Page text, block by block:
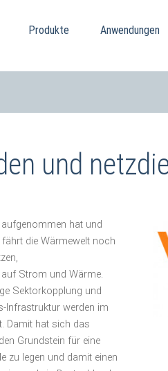
Produkte Anwendungen
und
hat und
die Wärmewelt noch
Strom und Wärme.
Sektorkopplung und
-Infrastruktur werden im
Damit hat sich das
Grundstein für eine
zu legen und damit einen